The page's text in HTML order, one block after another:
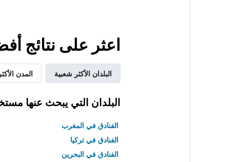
اعثر على نتائج
البلدان الأكثر شعبية المدن
البلدان التي يبحث عنها
الفنادق في المغرب
الفنادق في تركيا
الفنادق في البحرين